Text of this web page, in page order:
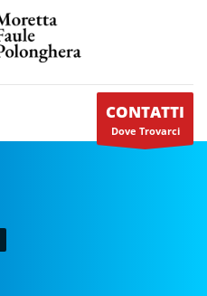
CONTATTI
Dove Trovarci